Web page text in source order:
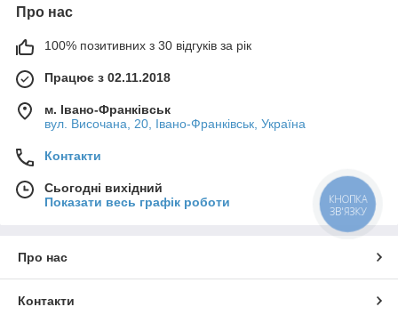
Про нас
100% позитивних з 30 відгуків за рік
Працює з 02.11.2018
м. Івано-Франківськ
вул. Височана, 20, Івано-Франківськ, Україна
Контакти
Сьогодні вихідний
Показати весь графік роботи
Про нас
Контакти
КНОПКА
ЗВ'ЯЗКУ